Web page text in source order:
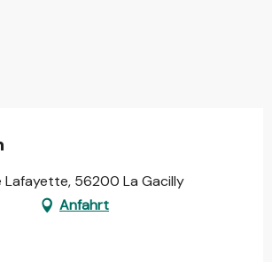
Lafayette, 56200 La Gacilly
Anfahrt